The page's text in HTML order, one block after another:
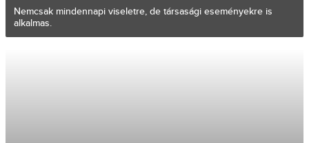
Nemcsak mindennapi viseletre, de társasági eseményekre is
alkalmas.